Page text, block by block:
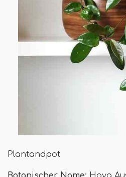
Plantandpot